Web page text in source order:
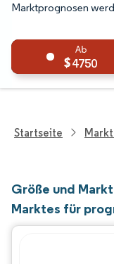
Marktprognosen
4750
Startseite
Größe und
Marktes für